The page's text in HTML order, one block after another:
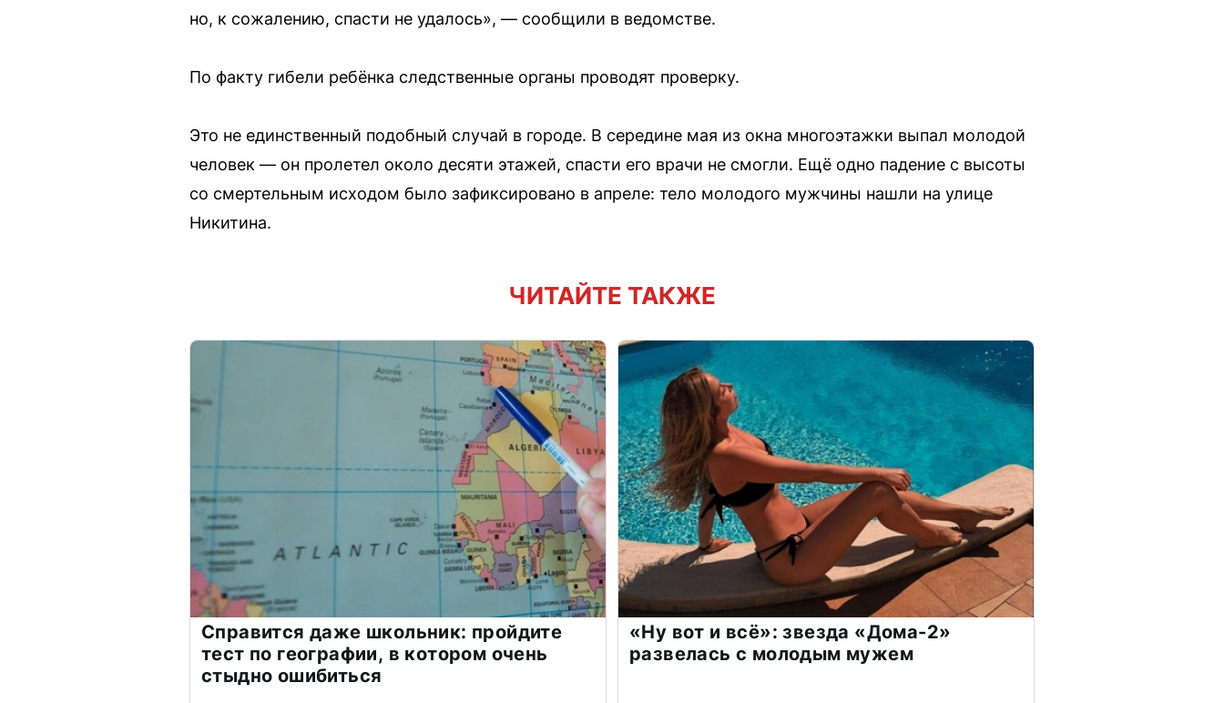
но, к сожалению, спасти не удалось», — сообщили в ведомстве.
По факту гибели ребёнка следственные органы проводят проверку.
Это не единственный подобный случай в городе. В середине мая из окна многоэтажки выпал молодой
человек — он пролетел около десяти этажей, спасти его врачи не смогли. Ещё одно падение с высоты
со смертельным исходом было зафиксировано в апреле: тело молодого мужчины нашли на улице
Никитина.
ЧИТАЙТЕ ТАКЖЕ
Справится даже школьник: пройдите
тест по географии, в котором очень
стыдно ошибиться
«Ну вот и всё»: звезда «Дома-2»
развелась с молодым мужем